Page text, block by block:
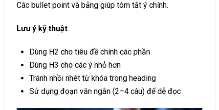
Các bullet point và bảng giúp tóm tắt ý chính.
Lưu ý kỹ thuật:
Dùng H2 cho tiêu đề chính các phần
Dùng H3 cho các ý nhỏ hơn
Tránh nhồi nhét từ khóa trong heading
Sử dụng đoạn văn ngắn (2–4 câu) để dễ đọc